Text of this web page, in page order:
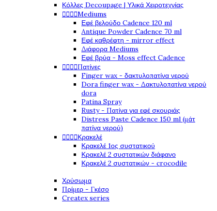
Κόλλες Decoupage | Υλικά Χειροτεχνίας
Mediums
Εφέ βελούδο Cadence 120 ml
Antique Powder Cadence 70 ml
Εφέ καθρέφτη - mirror effect
Διάφορα Mediums
Εφέ βρύα - Moss effect Cadence
Πατίνες
Finger wax - δακτυλοπατίνα νερού
Dora finger wax - Δακτυλοπατίνα νερού
dora
Patina Spray
Rusty - Πατίνα για εφέ σκουριάς
Distress Paste Cadence 150 ml (μάτ
πατίνα νερού)
Κρακελέ
Κρακελέ 1ος συστατικού
Κρακελέ 2 συστατικών διάφανο
Κρακελέ 2 συστατικών - crocodile
Χρύσωμα
Πρίμερ - Γκέσο
Createx series